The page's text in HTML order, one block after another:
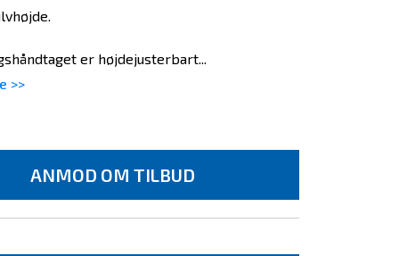
er højdejusterbart...
>>
ANMOD OM TILBUD